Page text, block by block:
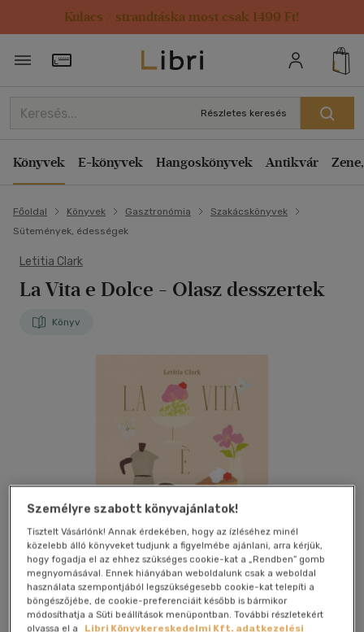
Kulacs / strandtáska most csak 1499 Ft!
Törzsvásárlói Kártya adatai
Részletes keresés
Könyvek E-könyvek Hangoskönyvek Antikvár
Főoldal Könyvek Gasztronómia
Szakácskönyvek
Sütemények, édességek
Letitia Clark
La Vita e Dolce - Olasz desszertek
Könyv
Személyre szabott könyvajánlatok!
Tisztelt Vásárlónk! Annak érdekében, hogy az ízléséhez minél
közelebb álló könyveket tudjunk a figyelmébe ajánlani, arra kérjük,
hogy fogadja el az ehhez szükséges cookie-kat a „Rendben” gomb
megnyomásával. Ennek hiányában weboldalunk csak a weboldal
használata szempontjából legszükségesebb cookie-kat telepíti a
böngészőjébe, de cookie-preferenciáit később is bármikor
módosíthatja a Süti beállítások menüpontban. További részletekért
olvassa el a
Libri Könyvkereskedelmi Kft. adatkezelési